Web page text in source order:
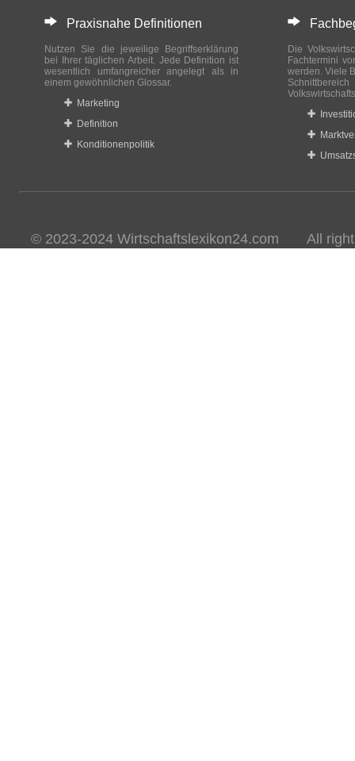
Praxisnahe Definitionen
Nutzen Sie die jeweilige Begriffserklärung
bei Ihrer täglichen Arbeit. Jede Definition ist
wesentlich umfangreicher angelegt als in
einem gewöhnlichen Glossar.
Marketing
Definition
Konditionenpolitik
Die
Fachtermini
werden. Viele
© 2023-2024 Wirtschaftslexikon24.com All